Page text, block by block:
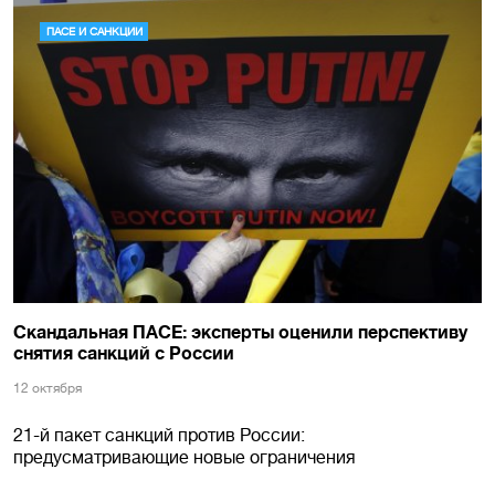
ПАСЕ И САНКЦИИ
Скандальная ПАСЕ: эксперты оценили перспективу
снятия санкций с России
12 октября
21-й пакет санкций против России:
предусматривающие новые ограничения